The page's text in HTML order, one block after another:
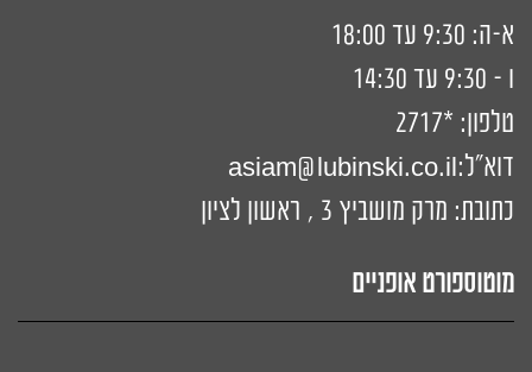
א-ה: 9:30 עד 18:00
ו - 9:30 עד 14:30
טלפון: *2717
דוא"ל:
asiam@lubinski.co.il
כתובת: מרק מושביץ 3 , ראשון לציון
מוטוספורט אופניים